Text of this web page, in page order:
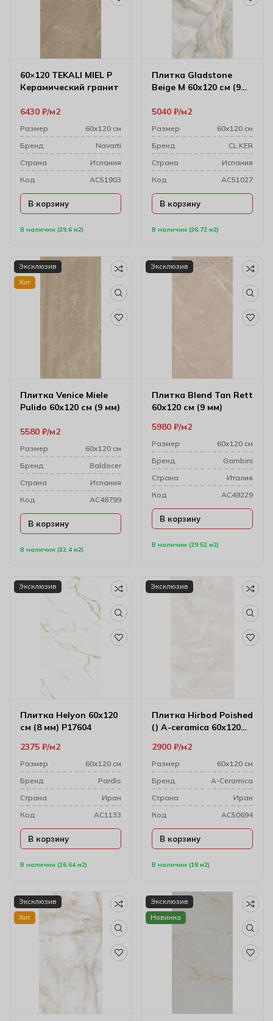
60×120 TEKALI MIEL P
Керамический гранит
В наличии (39.6 м2)
6430 ₽ м2
Размер
60х120 см
Бренд
Navarti
Cтрана
Испания
Код
AC51903
В корзину
Плитка Gladstone
Beige M 60х120 см (9
В наличии (36.72 м2)
5040 ₽ м2
Размер
60х120 см
Бренд
CL KER
Cтрана
Испания
Код
AC51027
В корзину
Эксклюзив
Хит
Плитка Venice Miele
Pulido 60х120 см (9 мм)
В наличии (32.4 м2)
5580 ₽ м2
Размер
60х120 см
Бренд
Baldocer
Cтрана
Испания
Код
AC48799
В корзину
Эксклюзив
Плитка Blend Tan Rett
60х120 см (9 мм)
В наличии (29.52 м2)
5980 ₽ м2
Размер
60х120 см
Бренд
Gambini
Cтрана
Италия
Код
AC49229
В корзину
Эксклюзив
Плитка Helyon 60х120
см (8 мм) P17604
В наличии (26.64 м2)
2375 ₽ м2
Размер
60х120 см
Бренд
Pardis
Cтрана
Иран
Код
AC1133
В корзину
Эксклюзив
Плитка Hirbod Poished
() A-ceramica 60х120
В наличии (18 м2)
2900 ₽ м2
Размер
60х120 см
Бренд
A-Ceramica
Cтрана
Иран
Код
AC50694
В корзину
Эксклюзив
Хит
Эксклюзив
Новинка